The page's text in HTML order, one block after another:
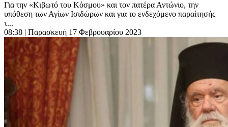
Για την «Κιβωτό του Κόσμου» και τον πατέρα Αντώνιο, την
υπόθεση των Αγίων Ισιδώρων και για το ενδεχόμενο παραίτησής
τ...
08:38 | Παρασκευή 17 Φεβρουαρίου 2023